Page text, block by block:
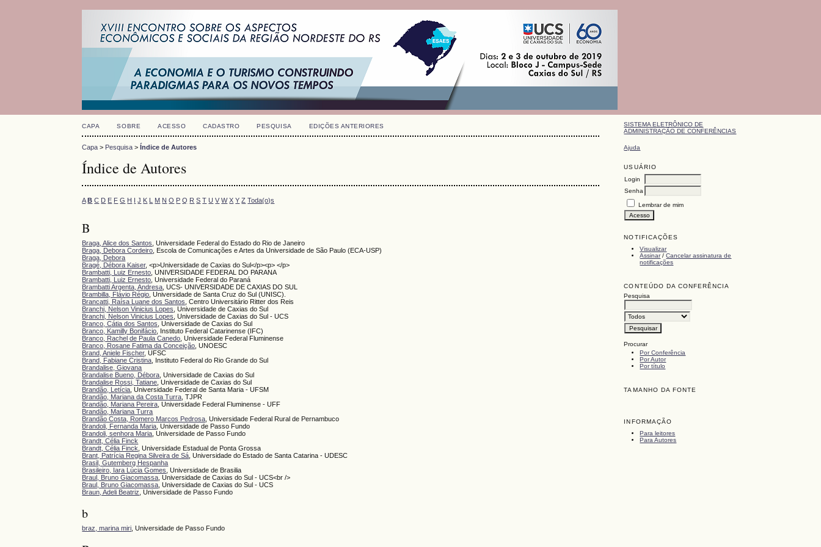
SISTEMA ELETRÔNICO DE
ADMINISTRAÇÃO DE CONFERÊNCIAS
Ajuda
USUÁRIO
Login
Senha
Lembrar de mim
NOTIFICAÇÕES
Visualizar
Assinar/Cancelar assinatura de
notificações
CONTEÚDO DA CONFERÊNCIA
Pesquisa
Procurar
Por Conferência
Por Autor
Por título
TAMANHO DA FONTE
INFORMAÇÃO
Para leitores
Para Autores
CAPA SOBRE ACESSO CADASTRO PESQUISA EDIÇÕES ANTERIORES
Capa > Pesquisa >Índice de Autores
Índice de Autores
A B C D E F G H I J K L M N O P Q R S T U V W X Y Z Toda(o)s
B
Braga, Alice dos Santos , Universidade Federal do Estado do Rio de Janeiro
Braga, Debora Cordeiro , Escola de Comunicações e Artes da Universidade de São Paulo (ECA-USP)
Braga, Debora
Bragé, Débora Kaiser, <p>Universidade de Caxias do Sul</p><p> </p>
Brambatti, Luiz Ernesto , UNIVERSIDADE FEDERAL DO PARANA
Brambatti, Luiz Ernesto , Universidade Federal do Paraná
Brambatti Argenta, Andresa , UCS- UNIVERSIDADE DE CAXIAS DO SUL
Brambilla, Flávio Régio , Universidade de Santa Cruz do Sul (UNISC).
Brancatti, Raísa Luane dos Santos , Centro Universitário Ritter dos Reis
Branchi, Nelson Vinicius Lopes , Universidade de Caxias do Sul
Branchi, Nelson Vinicius Lopes , Universidade de Caxias do Sul - UCS
Branco, Cátia dos Santos , Universidade de Caxias do Sul
Branco, Kamilly Bonifácio , Instituto Federal Catarinense (IFC)
Branco, Rachel de Paula Canedo , Universidade Federal Fluminense
Branco, Rosane Fatima da Conceição , UNOESC
Brand, Aniele Fischer, UFSC
Brand, Fabiane Cristina , Instituto Federal do Rio Grande do Sul
Brandalise, Giovana
Brandalise Bueno, Débora , Universidade de Caxias do Sul
Brandalise Rossi, Tatiane , Universidade de Caxias do Sul
Brandão, Letícia , Universidade Federal de Santa Maria - UFSM
Brandão, Mariana da Costa Turra , TJPR
Brandão, Mariana Pereira , Universidade Federal Fluminense - UFF
Brandão, Mariana Turra
Brandão Costa, Romero Marcos Pedrosa , Universidade Federal Rural de Pernambuco
Brandoli, Fernanda Maria , Universidade de Passo Fundo
Brandoli, senhora Maria , Universidade de Passo Fundo
Brandt, Célia Finck
Brandt, Célia Finck , Universidade Estadual de Ponta Grossa
Brant, Patrícia Regina Silveira de Sá , Universidade do Estado de Santa Catarina - UDESC
Brasil, Gutemberg Hespanha
Brasileiro, Iara Lúcia Gomes , Universidade de Brasilia
Braul, Bruno Giacomassa , Universidade de Caxias do Sul - UCS<br />
Braul, Bruno Giacomassa , Universidade de Caxias do Sul - UCS
Braun, Adeli Beatriz , Universidade de Passo Fundo
b
braz, marina miri, Universidade de Passo Fundo